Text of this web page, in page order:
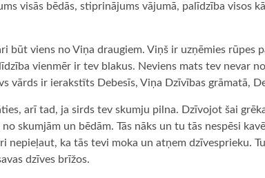
visās bēdās, stiprinājums vājumā, palīdzība visos
būt viens no Viņa draugiem. Viņš ir uzņēmies rūpes
vienmēr ir tev blakus. Neviens mats tev nevar
vārds ir ierakstīts Debesīs, Viņa Dzīvības grāmatā,
arī tad, ja sirds tev skumju pilna. Dzīvojot šai
skumjām un bēdām. Tās nāks un tu tās nespēsi
nepieļaut, ka tās tevi moka un atņem dzīvesprieku.
dzīves brīžos.